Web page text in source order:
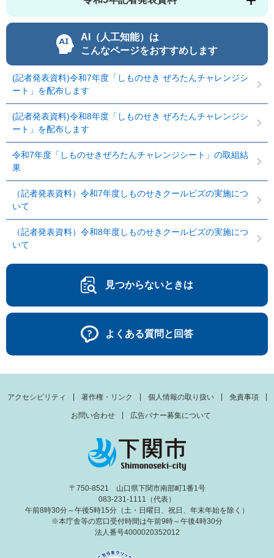
AI（人工知能）は
こんなページをおすすめします
(記者発表資料)令和7年度「しものせき ぜろたんチャレンジシ
ート」を配布します
(記者発表資料)令和8年度「しものせき ぜろたんチャレンジシ
ート」を配布します
令和7年度「しものせきぜろたんチャレンジシート」の取組結
果
（記者発表資料）令和7年度しものせきクールビズの実施につ
いて
（記者発表資料）令和8年度しものせきクールビズの実施につ
いて
見つからないときは
よくある質問と回答
アクセシビリティ 著作権・リンク 個人情報の取り扱い 免責事項
お問い合わせ 広告バナー募集について
〒750-8521 山口県下関市南部町1番1号
083-231-1111（代表）
午前8時30分～午後5時15分（土・日曜日、祝日、年末年始を除く）
※本庁舎等の窓口受付時間は午前9時～午後4時30分
法人番号4000020352012